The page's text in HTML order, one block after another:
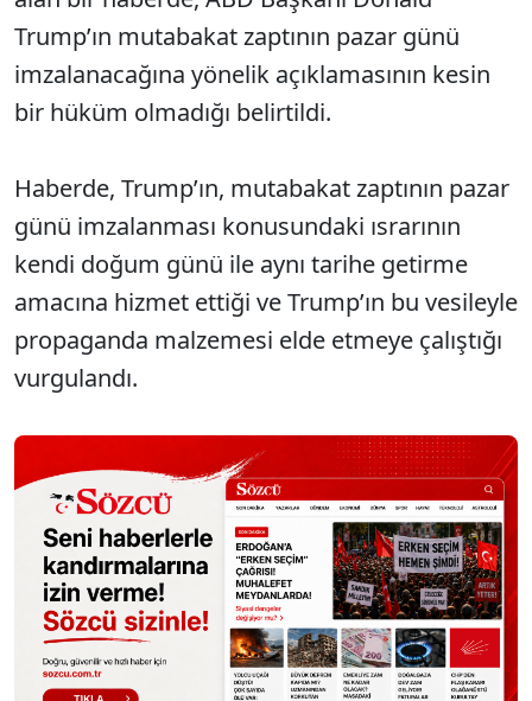
Trump’ın mutabakat zaptının pazar günü
imzalanacağına yönelik açıklamasının kesin
bir hüküm olmadığı belirtildi.
Haberde, Trump’ın, mutabakat zaptının pazar
günü imzalanması konusundaki ısrarının
kendi doğum günü ile aynı tarihe getirme
amacına hizmet ettiği ve Trump’ın bu vesileyle
propaganda malzemesi elde etmeye çalıştığı
vurgulandı.